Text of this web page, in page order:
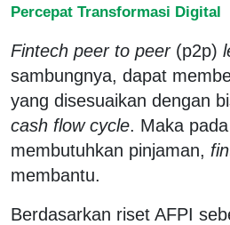
Percepat Transformasi Digital
Fintech peer to peer(p2p)
sambungnya, dapat
yang disesuaikan dengan
cash flow cycle. Maka
membutuhkan pinjaman,
membantu.
Berdasarkan riset AFPI